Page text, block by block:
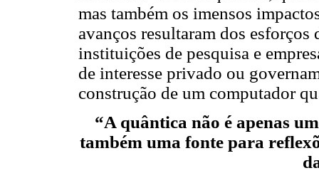
mas também os imensos
avanços resultaram dos
instituições de pesquisa e
de interesse privado ou
construção de um computador
“A quântica não é apenas
também uma fonte para